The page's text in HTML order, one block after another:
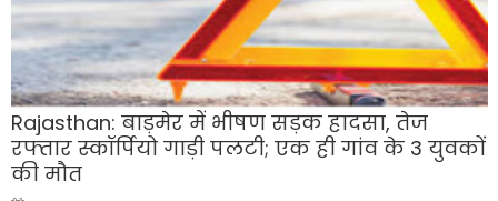
Rajasthan: बाड़मेर में भीषण सड़क हादसा, तेज
रफ्तार स्कॉर्पियो गाड़ी पलटी; एक ही गांव के 3 युवकों
की मौत